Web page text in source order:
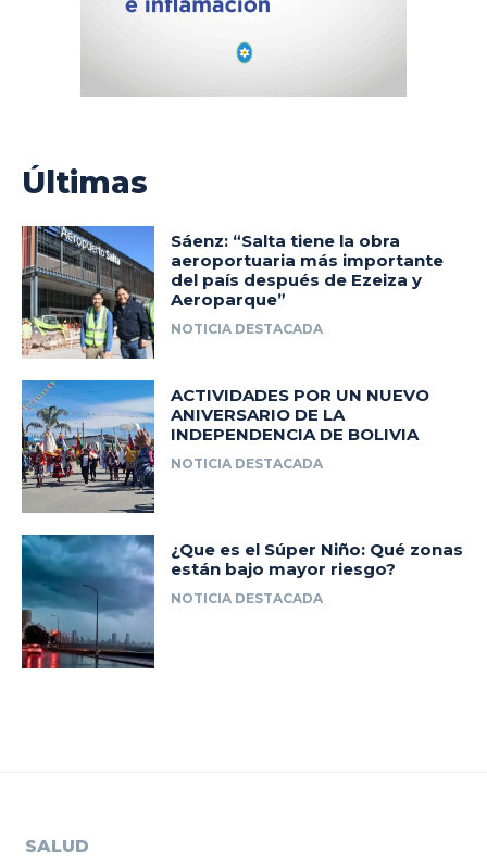
Últimas
Sáenz: “Salta tiene la obra
aeroportuaria más importante
del país después de Ezeiza y
Aeroparque”
NOTICIA DESTACADA
ACTIVIDADES POR UN NUEVO
ANIVERSARIO DE LA
INDEPENDENCIA DE BOLIVIA
NOTICIA DESTACADA
¿Que es el Súper Niño: Qué zonas
están bajo mayor riesgo?
NOTICIA DESTACADA